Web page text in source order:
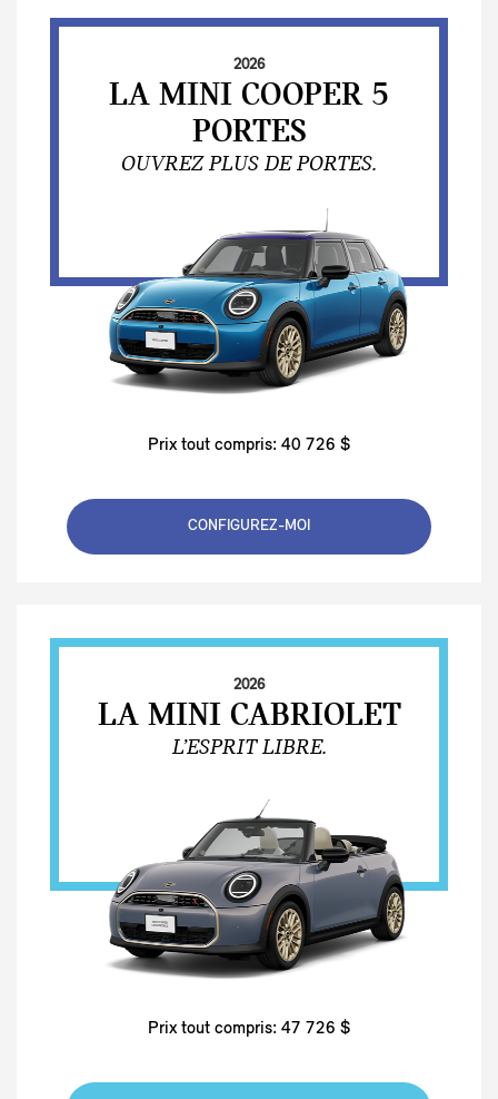
2026
LA MINI COOPER 5
PORTES
OUVREZ PLUS DE PORTES.
Prix tout compris: 40 726 $
CONFIGUREZ-MOI
2026
LA MINI CABRIOLET
L’ESPRIT LIBRE.
Prix tout compris: 47 726 $